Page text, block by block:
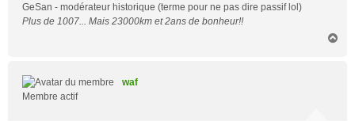
GeSan - modérateur historique (terme pour ne pas dire passif lol)
Plus de 1007... Mais 23000km et 2ans de bonheur!!
waf
Membre actif